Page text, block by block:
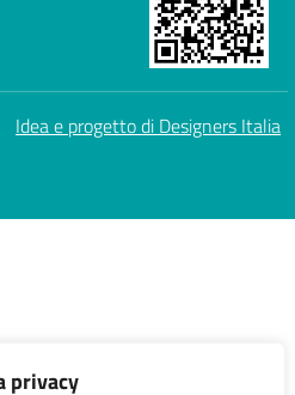
privacy
Idea e progetto di Designers Italia